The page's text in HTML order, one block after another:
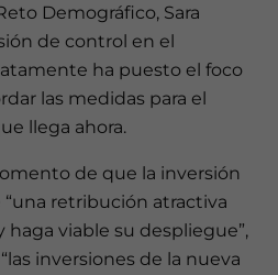
Demográfico, Sara
de control en el
ha puesto el foco
las medidas para el
llega ahora.
de que la inversión
retribución atractiva
viable su despliegue”,
inversiones de la nueva